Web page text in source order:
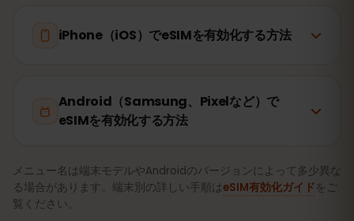
iPhone（iOS）でeSIMを有効化する方法
Android（Samsung、Pixelなど）で
eSIMを有効化する方法
メニュー名は端末モデルやAndroidのバージョンによって多少異な
る場合があります。端末別の詳しい手順はeSIM有効化ガイドをご
覧ください。